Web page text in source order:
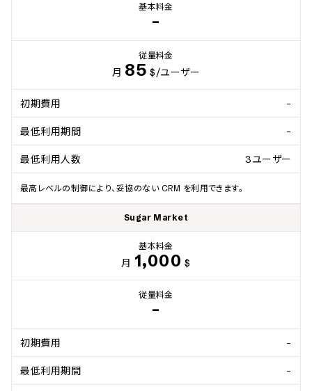
基本料金
-
従量料金
月 85 $/ユーザー
初期費用 -
最低利用期間 -
最低利用人数 3ユーザー
最高レベルの制御により、妥協のない CRM を利用できます。
Sugar Market
基本料金
月 1,000 $
従量料金
-
初期費用 -
最低利用期間 -